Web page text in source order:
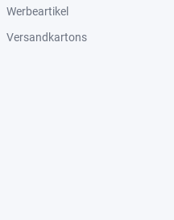
Werbeartikel
Versandkartons